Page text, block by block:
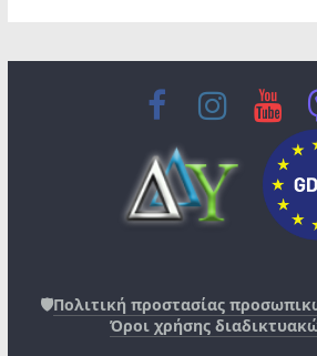
🛡️Πολιτική προστασίας
Όροι χρήσης